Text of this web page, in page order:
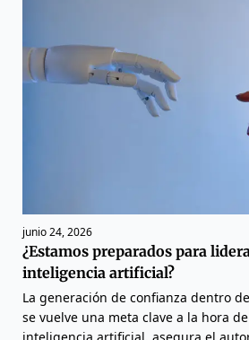
junio 24, 2026
¿Estamos preparados para
inteligencia artificial?
La generación de confianza dentro
se vuelve una meta clave a la hora